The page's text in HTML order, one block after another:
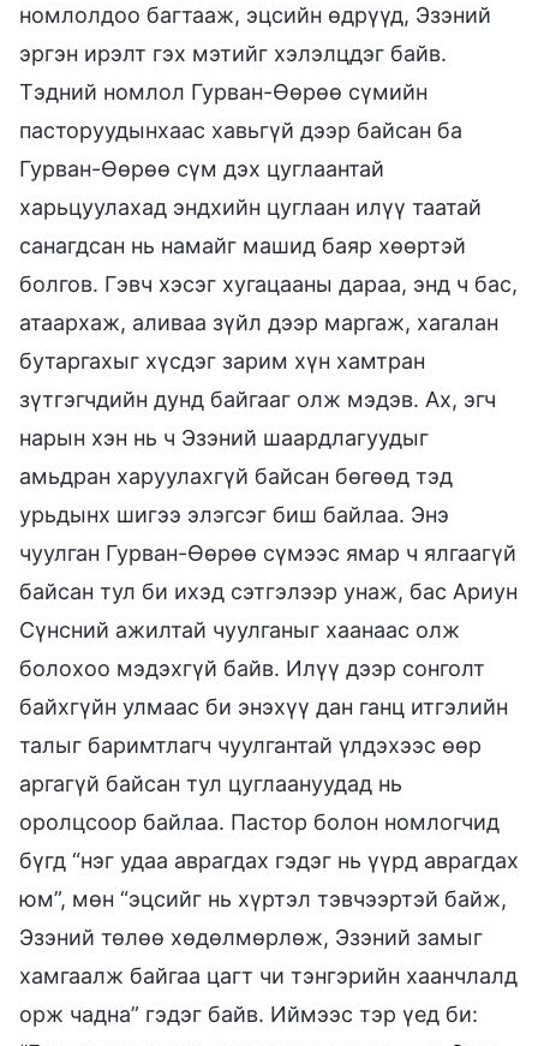
номлолдоо багтааж, эцсийн өдрүүд, Эзэний
эргэн ирэлт гэх мэтийг хэлэлцдэг байв.
Тэдний номлол Гурван-Өөрөө сүмийн
пасторуудынхаас хавьгүй дээр байсан ба
Гурван-Өөрөө сүм дэх цуглаантай
харьцуулахад эндхийн цуглаан илүү таатай
санагдсан нь намайг машид баяр хөөртэй
болгов. Гэвч хэсэг хугацааны дараа, энд ч бас,
атаархаж, аливаа зүйл дээр маргаж, хагалан
бутаргахыг хүсдэг зарим хүн хамтран
зүтгэгчдийн дунд байгааг олж мэдэв. Ах, эгч
нарын хэн нь ч Эзэний шаардлагуудыг
амьдран харуулахгүй байсан бөгөөд тэд
урьдынх шигээ элэгсэг биш байлаа. Энэ
чуулган Гурван-Өөрөө сүмээс ямар ч ялгаагүй
байсан тул би ихэд сэтгэлээр унаж, бас Ариун
Сүнсний ажилтай чуулганыг хаанаас олж
болохоо мэдэхгүй байв. Илүү дээр сонголт
байхгүйн улмаас би энэхүү дан ганц итгэлийн
талыг баримтлагч чуулгантай үлдэхээс өөр
аргагүй байсан тул цуглаануудад нь
оролцсоор байлаа. Пастор болон номлогчид
бүгд “нэг удаа аврагдах гэдэг нь үүрд аврагдах
юм”, мөн “эцсийг нь хүртэл тэвчээртэй байж,
Эзэний төлөө хөдөлмөрлөж, Эзэний замыг
хамгаалж байгаа цагт чи тэнгэрийн хаанчлалд
орж чадна” гэдэг байв. Иймээс тэр үед би: